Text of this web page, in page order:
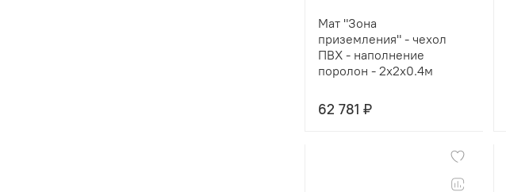
Мат "Зона
приземления" - чехол
ПВХ - наполнение
поролон - 2x2x0.4м
62 781 ₽